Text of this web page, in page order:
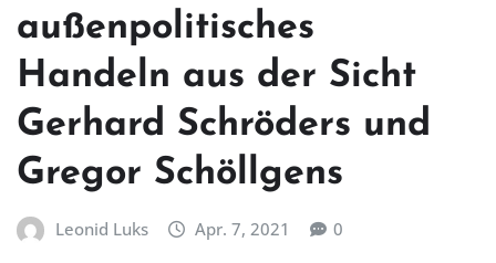
außenpolitisches
Handeln aus der Sicht
Gerhard Schröders und
Gregor Schöllgens
Leonid Luks Apr. 7, 2021 0